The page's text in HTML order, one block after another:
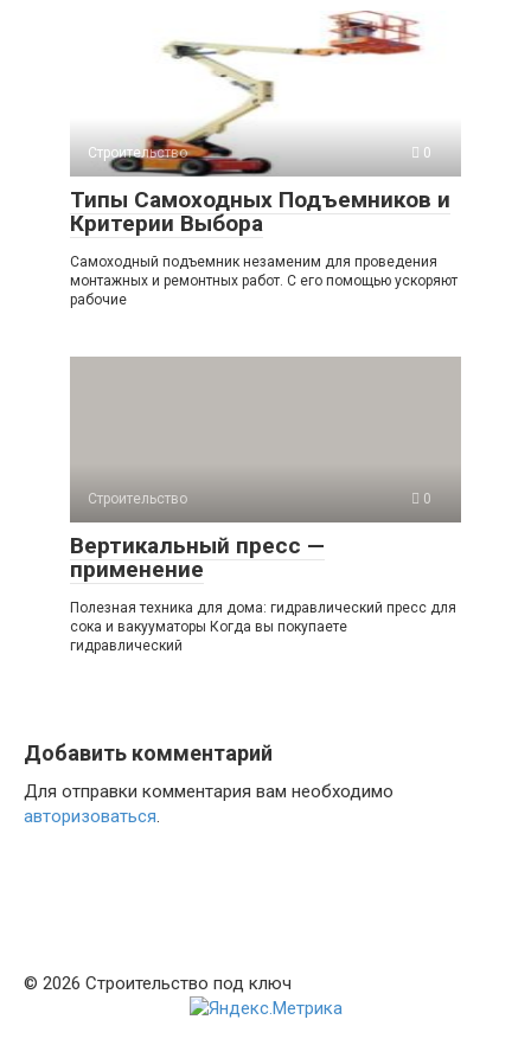
Строительство 0
Типы Самоходных Подъемников и
Критерии Выбора
Самоходный подъемник незаменим для проведения
монтажных и ремонтных работ. С его помощью ускоряют
рабочие
Строительство 0
Вертикальный пресс —
применение
Полезная техника для дома: гидравлический пресс для
сока и вакууматоры Когда вы покупаете
гидравлический
Добавить комментарий
Для отправки комментария вам необходимо
авторизоваться.
© 2026 Строительство под ключ